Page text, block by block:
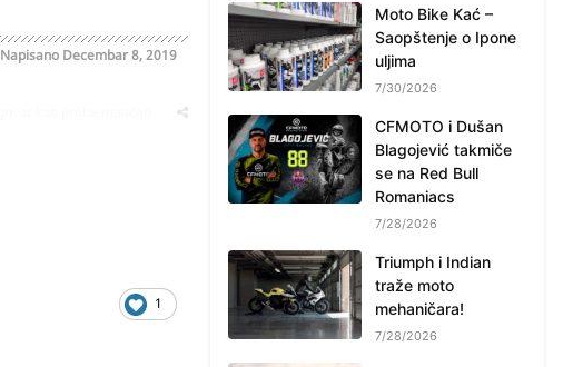
Napisano Decembar 8, 2019
1
Moto Bike Kać –
Saopštenje o Ipone
uljima
7/30/2026
CFMOTO i Dušan
Blagojević takmiče
se na Red Bull
Romaniacs
7/28/2026
Triumph i Indian
traže moto
mehaničara!
7/28/2026